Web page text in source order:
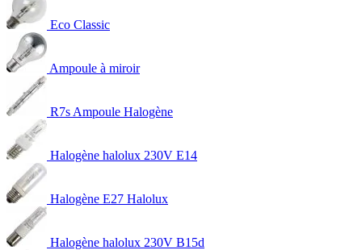
Eco Classic
Ampoule à miroir
R7s Ampoule Halogène
Halogène halolux 230V E14
Halogène E27 Halolux
Halogène halolux 230V B15d